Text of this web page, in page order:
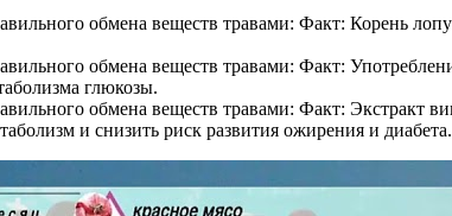
обмена веществ травами: Факт: Корень
обмена веществ травами: Факт:
глюкозы.
обмена веществ травами: Факт: Экстракт
и снизить риск развития ожирения и диабета.